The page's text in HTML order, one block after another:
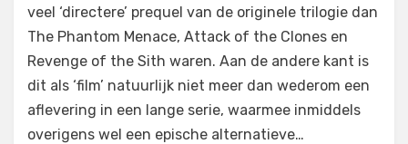
Star
Wars
(2016)
veel ‘directere’ prequel van de originele trilogie dan
The Phantom Menace, Attack of the Clones en
Revenge of the Sith waren. Aan de andere kant is
dit als ‘film’ natuurlijk niet meer dan wederom een
aflevering in een lange serie, waarmee inmiddels
overigens wel een epische alternatieve…